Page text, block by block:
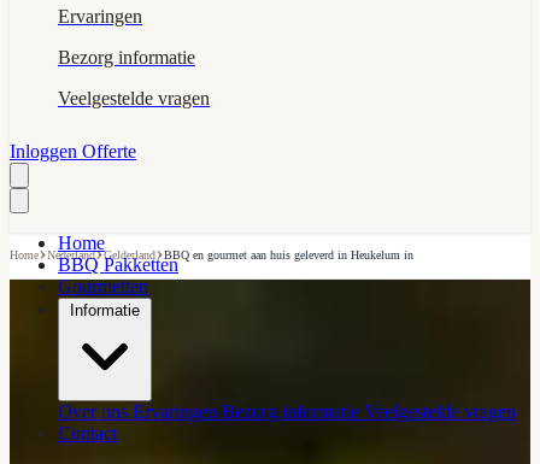
Ervaringen
Bezorg informatie
Veelgestelde vragen
Inloggen Offerte
Home
BBQ Pakketten
Gourmetten
Informatie
Over ons Ervaringen Bezorg informatie Veelgestelde vragen
Contact
Home›Nederland›Gelderland›BBQ en gourmet aan huis geleverd in Heukelum in